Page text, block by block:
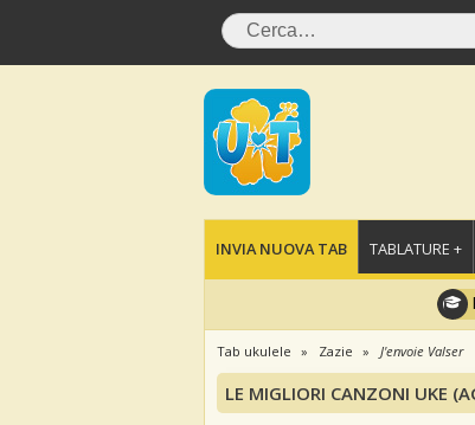
INVIA NUOVA TAB TABLATURE +
Tab ukulele Zazie J'envoie Valser
LE MIGLIORI CANZONI UKE